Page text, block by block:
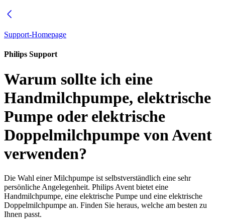
Support-Homepage
Philips Support
Warum sollte ich eine
Handmilchpumpe, elektrische
Pumpe oder elektrische
Doppelmilchpumpe von Avent
verwenden?
Die Wahl einer Milchpumpe ist selbstverständlich eine sehr
persönliche Angelegenheit. Philips Avent bietet eine
Handmilchpumpe, eine elektrische Pumpe und eine elektrische
Doppelmilchpumpe an. Finden Sie heraus, welche am besten zu
Ihnen passt.